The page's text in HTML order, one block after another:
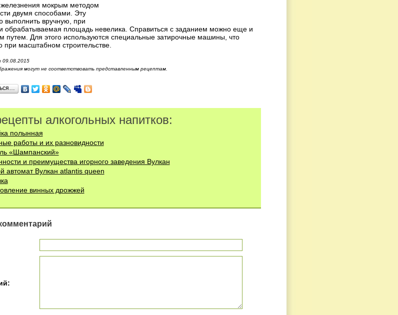
мокрым методом
двумя способами. Эту
выполнить вручную, при
обрабатываемая площадь невелика. Справиться с заданием можно еще и
путем. Для этого используются специальные затирочные машины, что
при масштабном строительстве.
09.08.2015
могут не соответствовать представленным рецептам.
алкогольных напитков:
полынная
работы и их разновидности
«Шампанский»
и преимущества игорного заведения Вулкан
автомат Вулкан atlantis queen
винных дрожжей